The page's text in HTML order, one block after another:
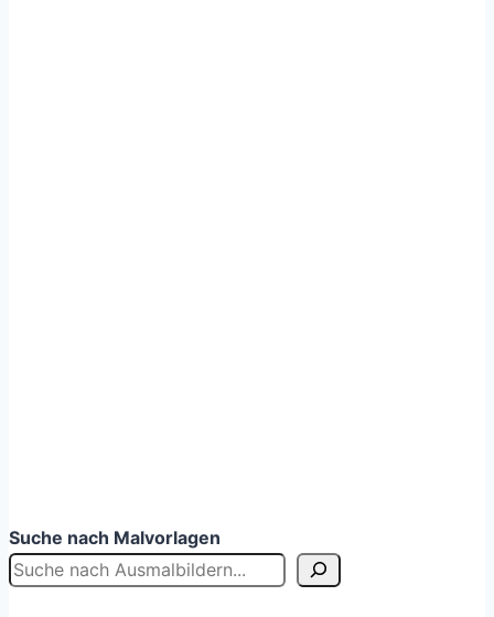
Suche nach Malvorlagen